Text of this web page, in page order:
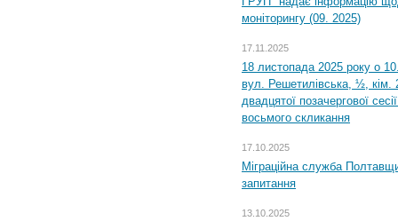
моніторингу (09. 2025)
17.11.2025
18 листопада 2025 року о
вул. Решетилівська, ½, кім.
двадцятої позачергової
восьмого скликання
17.10.2025
Міграційна служба
запитання
13.10.2025